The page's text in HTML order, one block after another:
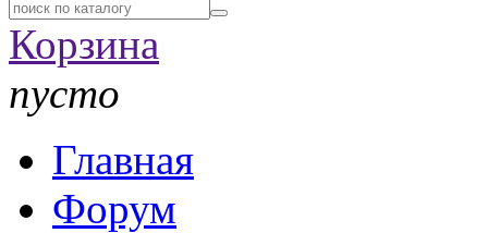
Корзина
пусто
Главная
Форум